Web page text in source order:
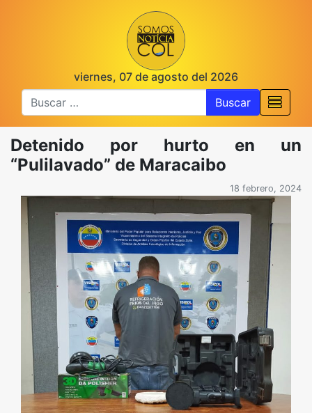
viernes, 07 de agosto del 2026
Buscar
Detenido por hurto en un
“Pulilavado” de Maracaibo
18 febrero, 2024